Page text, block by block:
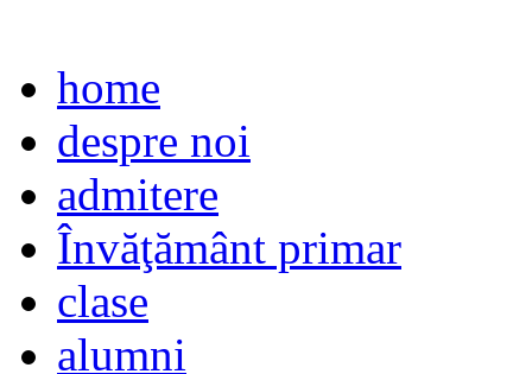
home
despre noi
admitere
Învăţământ primar
clase
alumni